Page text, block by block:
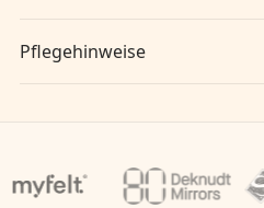
Pflegehinweise